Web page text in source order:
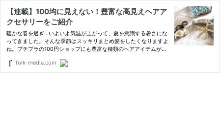
【連載】100均に見えない！豊富な高見えヘアア
クセサリーをご紹介
暖かな春を過ぎ…いよいよ気温が上がって、夏を意識する暑さにな
ってきました。そんな季節はスッキリまとめ髪をしたくなりますよ
ね。プチプラの100円ショップにも豊富な種類のヘアアイテムがあ
は100均のヘアアクセサリーをご紹介します。
folk-media.com